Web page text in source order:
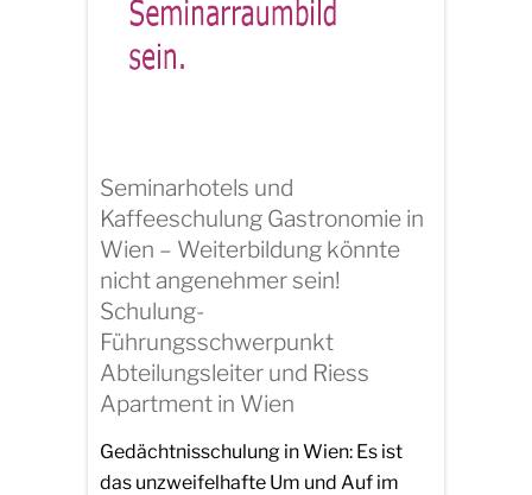
Seminarhotels und
Kaffeeschulung Gastronomie in
Wien – Weiterbildung könnte
nicht angenehmer sein!
Schulung-
Führungsschwerpunkt
Abteilungsleiter und Riess
Apartment in Wien
Gedächtnisschulung in Wien: Es ist
das unzweifelhafte Um und Auf im